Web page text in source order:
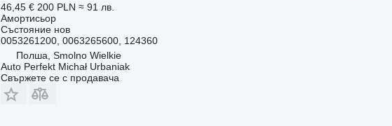
46,45 € 200 PLN ≈ 91 лв.
Амортисьор
Състояниенов
0053261200, 0063265600, 124360
Полша, Smolno Wielkie
Auto Perfekt Michał Urbaniak
Свържете се с продавача